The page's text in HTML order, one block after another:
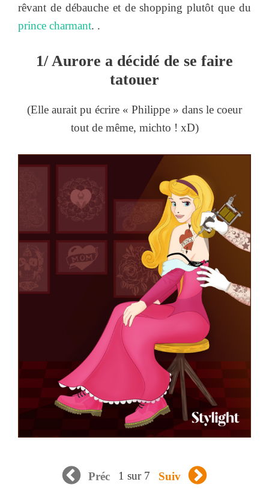
rêvant de débauche et de shopping plutôt que du
prince charmant. .
1/ Aurore a décidé de se faire
tatouer
(Elle aurait pu écrire « Philippe » dans le coeur
tout de même, michto ! xD)
Préc 1 sur 7 Suiv